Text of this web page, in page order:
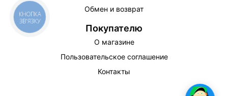
Обмен и возврат
Покупателю
О магазине
Пользовательское соглашение
Контакты
КНОПКА
ЗВ'ЯЗКУ